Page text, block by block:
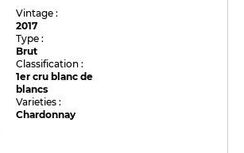
Vintage :
2017
Type :
Brut
Classification :
1er cru blanc de
blancs
Varieties :
Chardonnay